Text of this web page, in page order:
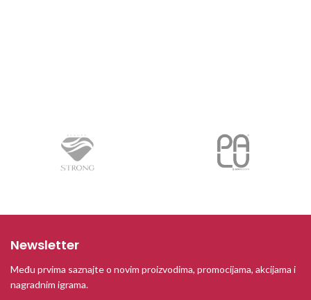
Newsletter
Među prvima saznajte o novim proizvodima, promocijama, akcijama i
nagradnim igrama.